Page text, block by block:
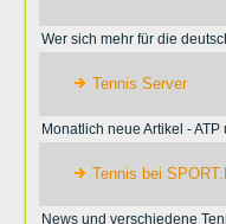
Wer sich mehr für die
Tennis Server
Monatlich neue Artikel -
Tennis bei
News und verschiedene